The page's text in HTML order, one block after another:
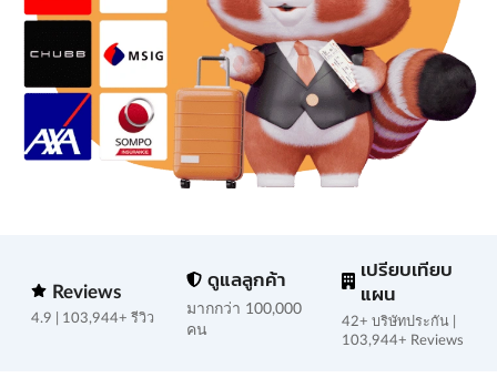
Reviews
4.9 | 103,944+ รีวิว
ดูแลลูกค้า
มากกว่า 100,000
คน
เปรียบเทียบ
แผน
42+ บริษัทประกัน |
103,944+ Reviews